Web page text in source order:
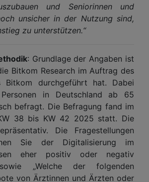
und Seniorinnen und
unsicher in der Nutzung sind,
zu unterstützen.“
: Grundlage der Angaben ist
Bitkom Research im Auftrag des
Bitkom durchgeführt hat. Dabei
in Deutschland ab 65
befragt. Die Befragung fand im
38 bis KW 42 2025 statt. Die
Die Fragestellungen
Sie der Digitalisierung im
eher positiv oder negativ
sowie „Welche der folgenden
von Ärztinnen und Ärzten oder